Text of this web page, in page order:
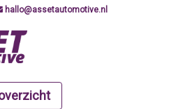
hallo@assetautomotive.nl